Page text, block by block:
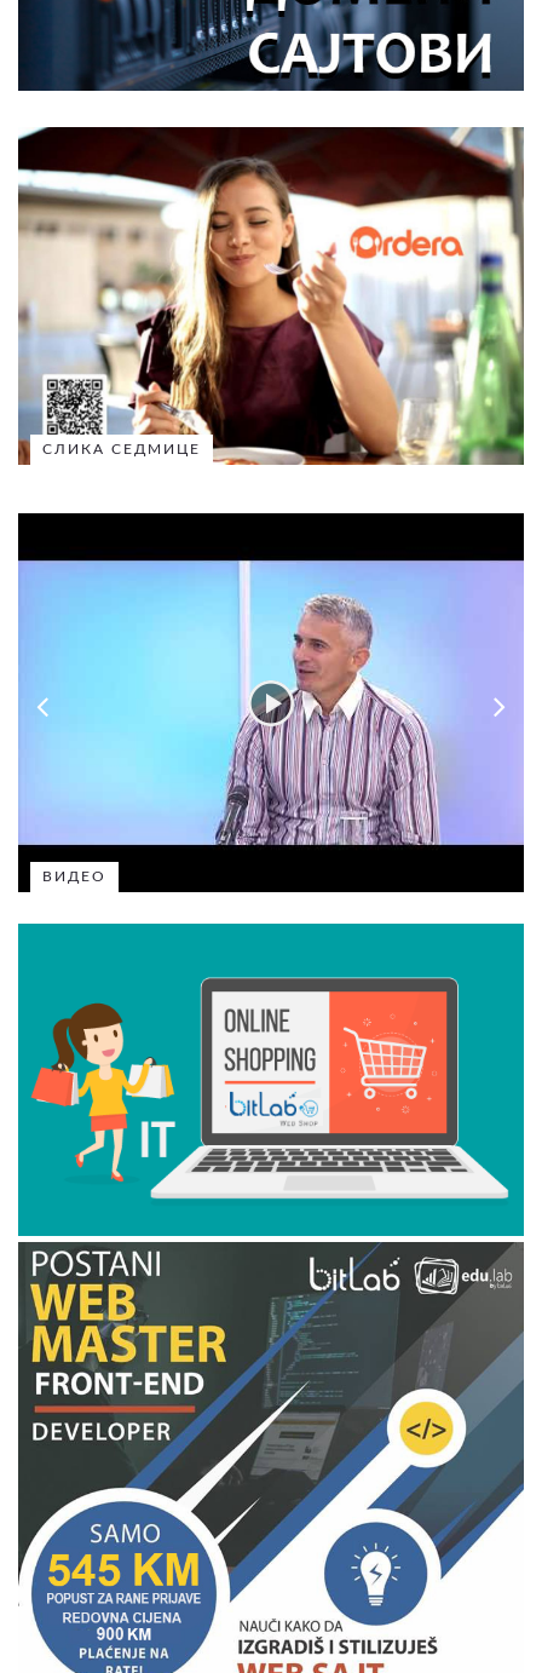
СЛИКА СЕДМИЦЕ
ВИДЕО